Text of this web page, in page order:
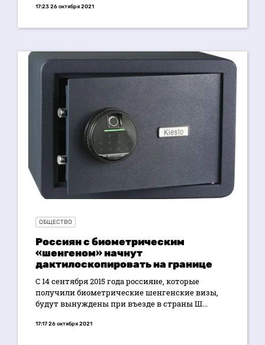
17:23 26 октября 2021
ОБЩЕСТВО
Россиян с биометрическим
«шенгеном» начнут
дактилоскопировать на границе
С 14 сентября 2015 года россияне, которые
получили биометрические шенгенские визы,
будут вынуждены при въезде в страны Ш...
17:17 26 октября 2021